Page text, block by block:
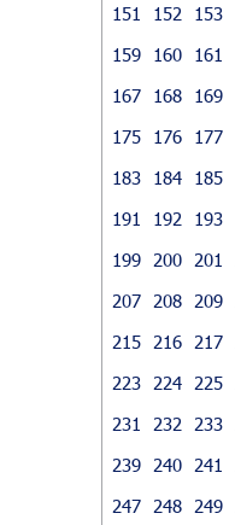
151
152 153
159
160 161
167
168 169
175
176 177
183
184 185
191
192 193
199
200 201
207
208 209
215
216 217
223
224 225
231
232 233
239
240 241
247
248 249